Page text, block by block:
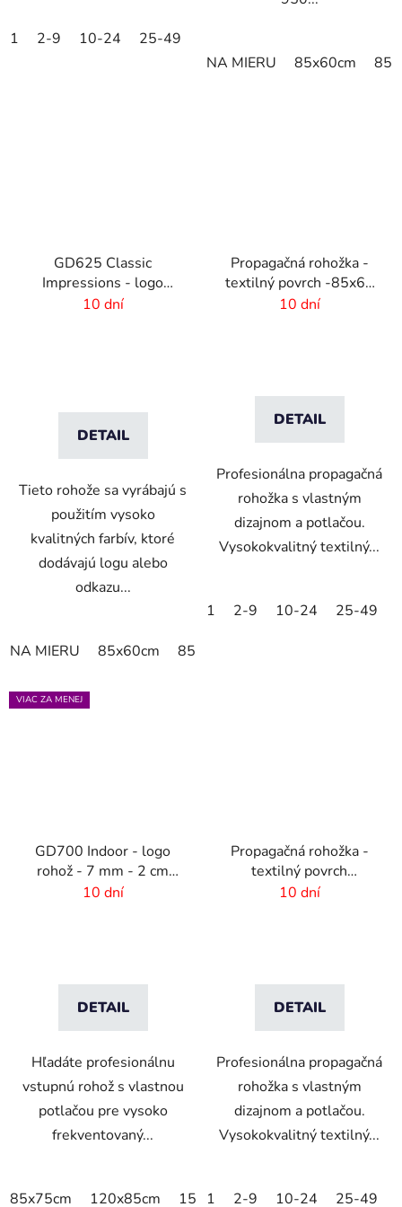
1 2-9 10-24 25-49
NA MIERU 85x60cm
GD625 Classic
Impressions - logo
rohož s HD potlačou - 6
10 dní
DETAIL
Tieto rohože sa vyrábajú s
použitím vysoko
kvalitných farbív, ktoré
dodávajú logu alebo
odkazu...
NA MIERU 85x60cm 85x75cm
Propagačná rohožka -
textilný povrch -85x60
cm
10 dní
DETAIL
Profesionálna propagačná
rohožka s vlastným
dizajnom a potlačou.
Vysokokvalitný textilný...
1 2-9 10-24 25-49
VIAC ZA MENEJ
GD700 Indoor - logo
rohož - 7 mm - 2 cm
gumový okraj
10 dní
DETAIL
Hľadáte profesionálnu
vstupnú rohož s vlastnou
potlačou pre vysoko
frekventovaný...
85x75cm 120x85cm 150x85cm 175x115cm
Propagačná rohožka -
textilný povrch
-150x300cm
10 dní
DETAIL
Profesionálna propagačná
rohožka s vlastným
dizajnom a potlačou.
Vysokokvalitný textilný...
1 2-9 10-24 25-49